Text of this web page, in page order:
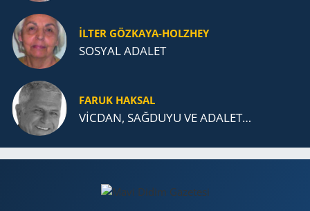
İLTER GÖZKAYA-HOLZHEY
SOSYAL ADALET
FARUK HAKSAL
VİCDAN, SAĞ­DU­YU VE ADA­LET…